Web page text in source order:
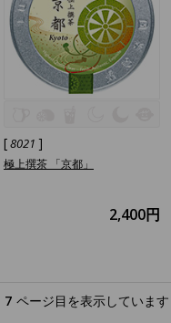
[8021 ]
極上撰茶 「京都」
2,400円
7 ページ目を表示しています